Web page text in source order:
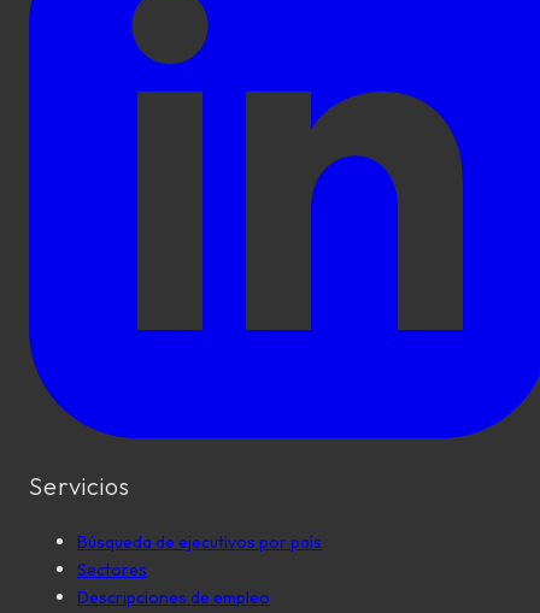
Servicios
Búsqueda de ejecutivos por país
Sectores
Descripciones de empleo